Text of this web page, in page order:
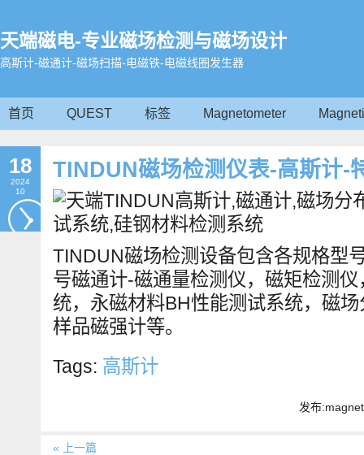
天端磁电-专业磁场检测与磁场设计
高斯计-磁通计-磁场扫描-电磁铁-电磁线圈发生器
首页 QUEST 标签 Magnetometer
18
2024
10
TINDUN磁场检测仪表-高斯计-
TINDUN磁场检测设备包含各规格型
号磁通计-磁通量检测仪，磁矩检测
统，永磁材料BH性能测试系统，磁
样品磁强计等。
Tags: 高斯计
发布
« 上一篇